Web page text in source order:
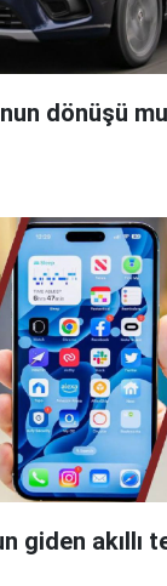
dönüşü
giden akıllı